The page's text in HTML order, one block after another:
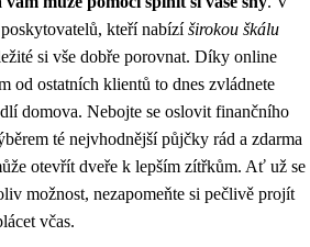
kteří nabízíširokou škálu
si vše dobře porovnat. Díky online
od ostatních klientů to dnes zvládnete
domova. Nebojte se oslovit finančního
té nejvhodnější půjčky rád a zdarma
otevřít dveře k lepším zítřkům. Ať už se
možnost, nezapomeňte si pečlivě projít
včas.